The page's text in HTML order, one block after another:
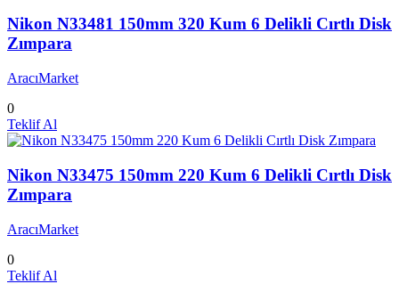
Nikon N33481 150mm 320 Kum 6 Delikli Cırtlı Disk
Zımpara
AracıMarket
0
Teklif Al
Nikon N33475 150mm 220 Kum 6 Delikli Cırtlı Disk
Zımpara
AracıMarket
0
Teklif Al